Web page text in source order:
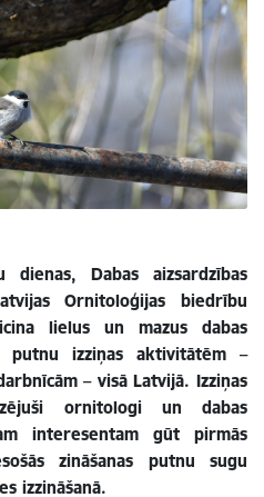
dienas, Dabas aizsardzības
Ornitoloģijas biedrību
lielus un mazus dabas
putnu izziņas aktivitātēm –
– visā Latvijā. Izziņas
ornitologi un dabas
interesentam gūt pirmās
zināšanas putnu sugu
izzināšanā.